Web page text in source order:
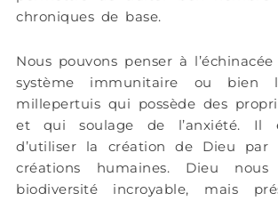
chroniques de base.
Nous pouvons penser à
système immunitaire ou bien
millepertuis qui possède des
et qui soulage de l’anxiété. Il
d’utiliser la création de Dieu par
créations humaines. Dieu
biodiversité incroyable, mais